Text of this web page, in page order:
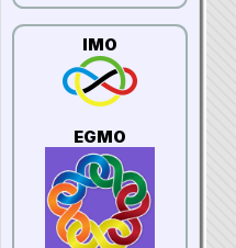
IMO
EGMO